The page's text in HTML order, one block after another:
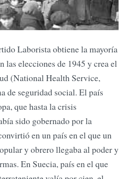
Laborista obtiene la mayoría
las elecciones de 1945 y crea el
(National Health Service,
de seguridad social. El país
que hasta la crisis
sido gobernado por la
en un país en el que un
y obrero llegaba al poder y
En Suecia, país en el que